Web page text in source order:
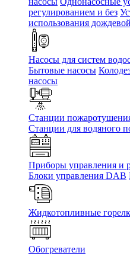
регулированием и без
использования
Насосы для систем
Бытовые насосы
насосы
Станции
Станции для водяного
Приборы управления и
Блоки управления DAB
Жидкотопливные
Обогреватели